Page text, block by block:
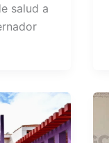
salud a